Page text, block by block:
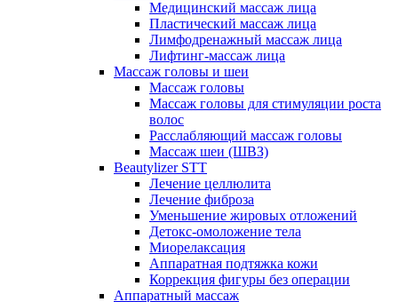
Медицинский массаж лица
Пластический массаж лица
Лимфодренажный массаж лица
Лифтинг-массаж лица
Массаж головы и шеи
Массаж головы
Массаж головы для стимуляции роста
волос
Расслабляющий массаж головы
Массаж шеи (ШВЗ)
Beautylizer STT
Лечение целлюлита
Лечение фиброза
Уменьшение жировых отложений
Детокс-омоложение тела
Миорелаксация
Аппаратная подтяжка кожи
Коррекция фигуры без операции
Аппаратный массаж